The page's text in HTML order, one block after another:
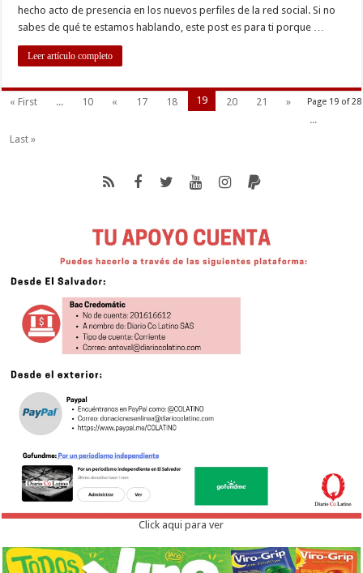
hecho acto de presencia en los nuevos perfiles de la red social. Si no
sabes de qué te estamos hablando, este post es para ti porque …
Leer artículo completo
Page 19 of 28
« First ... 10 « 17 18 19 20 21
»
...
Last »
Click aqui para ver